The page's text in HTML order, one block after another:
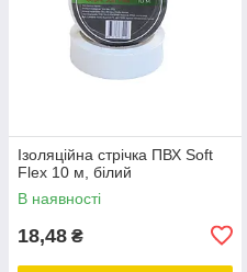
Ізоляційна стрічка ПВХ Soft
Flex 10 м, білий
В наявності
18,48 ₴